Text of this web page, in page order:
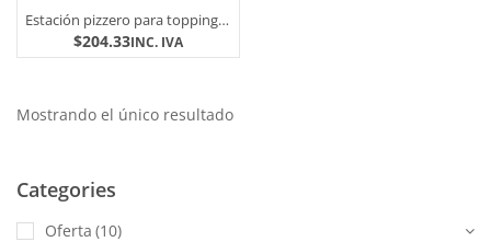
Estación pizzero para topping Ooni
$204.33INC. IVA
Mostrando el único resultado
Categories
Oferta (10)